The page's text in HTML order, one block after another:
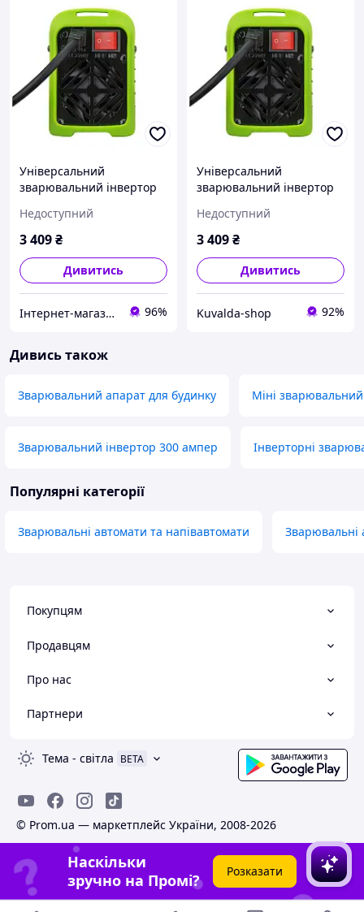
Універсальний
зварювальний інвертор
MMA TIG для домашніх
робіт
Недоступний
3 409₴
Дивитись
Інтернет-магазин kilowat.in.ua 96%
Універсальний
зварювальний інвертор
KraftDele KD1782
зварювальний апарат
Недоступний
3 409₴
Дивитись
Kuvalda-shop 92%
Дивись також
Зварювальний апарат для будинку Міні
Зварювальний інвертор 300 ампер Інверторні
Популярні категорії
Зварювальні автомати та напівавтомати Зварювальні
Покупцям
Продавцям
Про нас
Партнери
Тема - світла BETA
© Prom.ua — маркетплейс України, 2008-2026
Наскільки
зручно на Промі?
Розказати